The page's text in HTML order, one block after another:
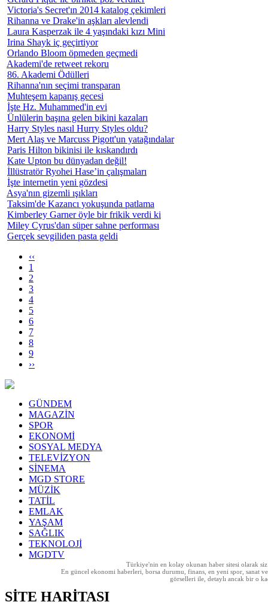
Victoria's Secret'ın 2014 katalog çekimleri
Rihanna ve Drake'in aşkları alevlendi
Laura Kasperzak ile 4 yaşındaki kızı Mini
Irina Shayk iç geçirtiyor
Orlando Bloom öpmeden geçmedi
Akademi'de retweet rekoru
86. Akademi Ödülleri
Rihanna'nın seçimi transparan
Muhteşem kapanış gecesi
İşte Hz. Muhammed'in evi
Ünlülerin başına gelen bikini kazaları
Harry Styles nasıl Hurry Styles oldu?
Mert Alaş ve Marcuss Pigott'un yatağındalar
Paris Hilton bikinisi ile kıskandırdı
Kate Upton bu dünyadan değil!
İllüstratör Ryohei Hase’in çalışmaları
İşte internetin yeni gözdesi
Asya'nın gizemli ışıkları
Taksim'de Kazancı yokuşunda patlama
Kimberley Garner öyle bir frikik verdi ki
Miley Cyrus'dan süper sahne performası
Gerçek sevgiliden pasta geldi
‹‹
1
2
3
4
5
6
7
8
9
››
GÜNDEM
MAGAZİN
SPOR
EKONOMİ
SOSYAL MEDYA
TELEVİZYON
SİNEMA
MGD STORE
MÜZİK
TATİL
EMLAK
YAŞAM
SAĞLIK
TEKNOLOJİ
MGDTV
Türkiye'nin en kolay okunan haber sitesi olarak siz
En güncel ekonomi haberleri, borsa durumu, finans, en yeni spor, sanat
görselleri ile, detaylı ancak bir o
SİTE HARİTASI